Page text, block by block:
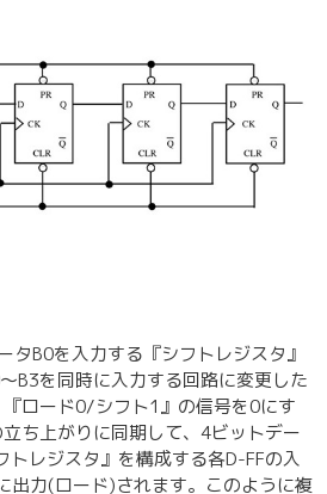
タB0を入力する『シフトレジスタ』
B3を同時に入力する回路に変更した
ロード0/シフト1』の信号を0にす
ち上がりに同期して、4ビットデー
トレジスタ』を構成する各D-FFの入
出力(ロード)されます。このように複